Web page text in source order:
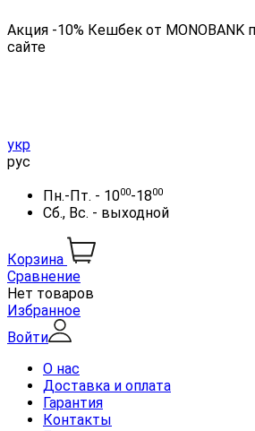
Акция -10% Кешбек от MONOBANK
сайте
укр
рус
Пн.-Пт. - 1000-1800
Сб., Вс. - выходной
Корзина
Сравнение
Нет товаров
Избранное
Войти
О нас
Доставка и оплата
Гарантия
Контакты